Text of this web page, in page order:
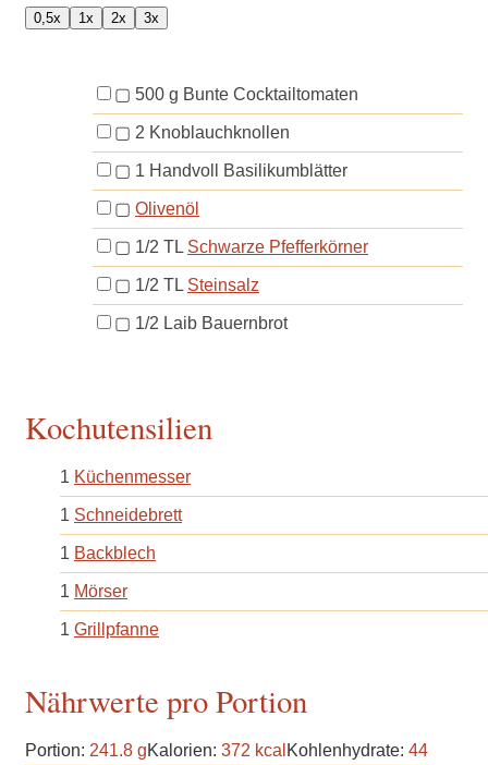
0,5x 1x 2x 3x
▢ 500 g Bunte Cocktailtomaten
▢ 2 Knoblauchknollen
▢ 1 Handvoll Basilikumblätter
▢ Olivenöl
▢ 1/2 TL Schwarze Pfefferkörner
▢ 1/2 TL Steinsalz
▢ 1/2 Laib Bauernbrot
Kochutensilien
1 Küchenmesser
1 Schneidebrett
1 Backblech
1 Mörser
1 Grillpfanne
Nährwerte pro Portion
Portion: 241.8 gKalorien: 372 kcal Kohlenhydrate: 44